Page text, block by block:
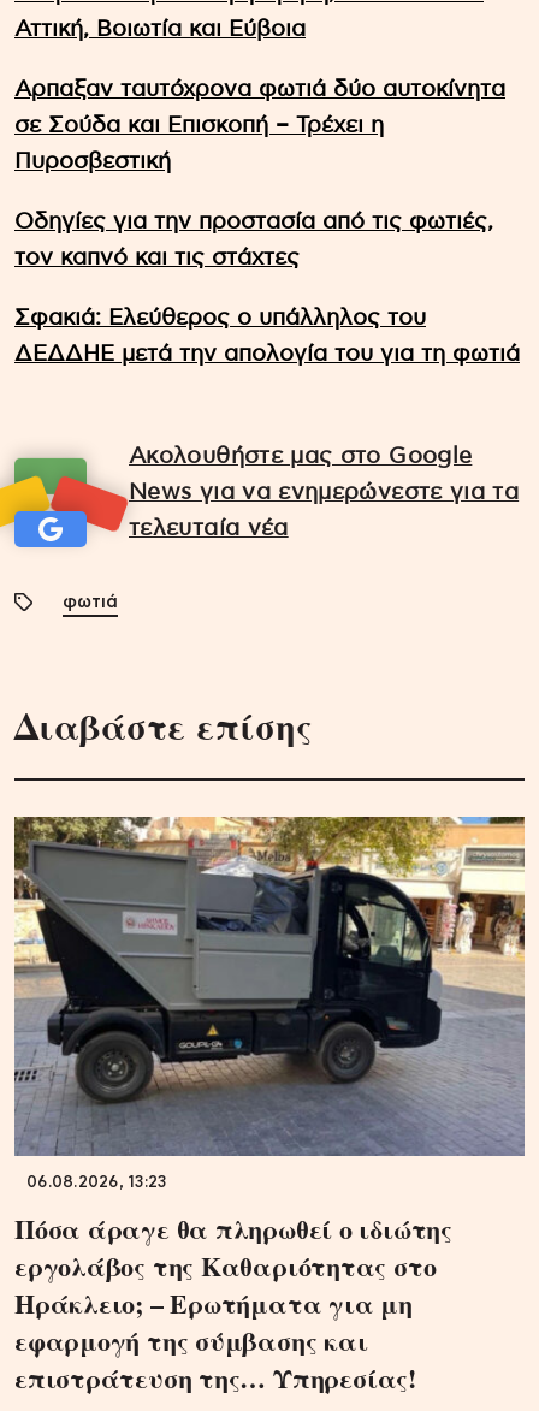
Αττική, Βοιωτία και Εύβοια
Αρπαξαν ταυτόχρονα φωτιά δύο αυτοκίνητα
σε Σούδα και Επισκοπή – Τρέχει η
Πυροσβεστική
Οδηγίες για την προστασία από τις φωτιές,
τον καπνό και τις στάχτες
Σφακιά: Ελεύθερος ο υπάλληλος του
ΔΕΔΔΗΕ μετά την απολογία του για τη φωτιά
Ακολουθήστε μας στο Google
News για να ενημερώνεστε για τα
τελευταία νέα
φωτιά
Διαβάστε επίσης
06.08.2026, 13:23
Πόσα άραγε θα πληρωθεί ο ιδιώτης
εργολάβος της Καθαριότητας στο
Ηράκλειο; – Ερωτήματα για μη
εφαρμογή της σύμβασης και
επιστράτευση της… Υπηρεσίας!